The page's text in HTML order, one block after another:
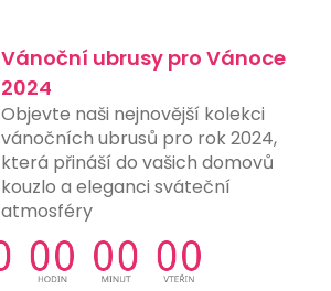
chytrého telefonu nebo jiného
zařízení s fotoaparátem a vhodnou
aplikací. Tento způsob platby
eliminuje potřebu ručního zadávání
čísel účtů, čímž snižuje riziko chyb a
urychluje proces platby. Mnohé
banky a finanční instituce nyní
nabízejí možnost generování a
skenování QR kódů přímo ve svých
aplikacích, což ještě více usnadňuje
Vánoční ubrusy pro Vánoce
2024
Objevte naši nejnovější kolekci
vánočních ubrusů pro rok 2024,
která přináší do vašich domovů
kouzlo a eleganci sváteční
atmosféry